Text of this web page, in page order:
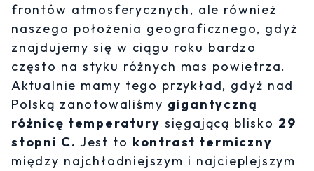
frontów atmosferycznych, ale również
naszego położenia geograficznego, gdyż
znajdujemy się w ciągu roku bardzo
często na styku różnych mas powietrza.
Aktualnie mamy tego przykład, gdyż nad
Polską zanotowaliśmy gigantyczną
różnicę temperatury sięgającą blisko 29
stopni C. Jest to kontrast termiczny
między najchłodniejszym i najcieplejszym